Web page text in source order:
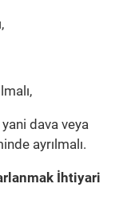
dava veya
ayrılmalı.
İhtiyari